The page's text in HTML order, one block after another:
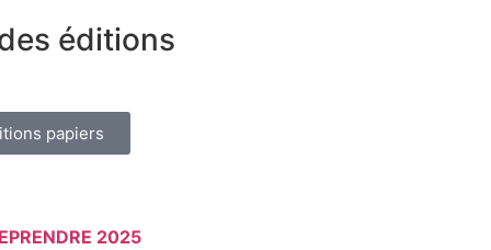
éditions
papiers
2025